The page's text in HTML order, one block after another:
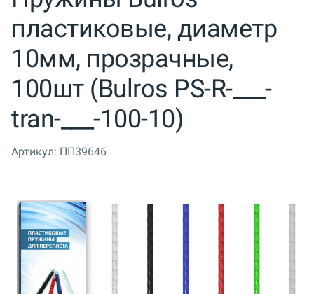
пластиковые, диаметр
10мм, прозрачные,
100шт (Bulros PS-R-___-
tran-___-100-10)
Артикул: ПП39646